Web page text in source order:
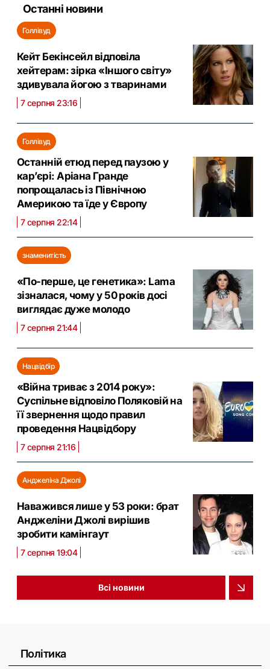
Останні новини
Голлівуд
Кейт Бекінсейл відповіла
хейтерам: зірка «Іншого світу»
здивувала йогою з тваринами
7 серпня 23:16
Голлівуд
Останній етюд перед паузою у
кар’єрі: Аріана Гранде
попрощалась із Північною
Америкою та їде у Європу
7 серпня 22:14
знаменитість
«По-перше, це генетика»: Lama
зізналася, чому у 50 років досі
виглядає дуже молодо
7 серпня 21:44
Нацвідбір
«Війна триває з 2014 року»:
Суспільне відповіло Поляковій на
її звернення щодо правил
проведення Нацвідбору
7 серпня 21:16
Анджеліна Джолі
Наважився лише у 53 роки: брат
Анджеліни Джолі вирішив
зробити камінгаут
7 серпня 19:04
Всі новини
Політика